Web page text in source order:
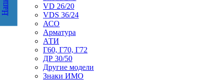
VD 26/20
VDS 36/24
АСО
Арматура
АТИ
Г60, Г70, Г72
ДР 30/50
Другие модели
Знаки ИМО